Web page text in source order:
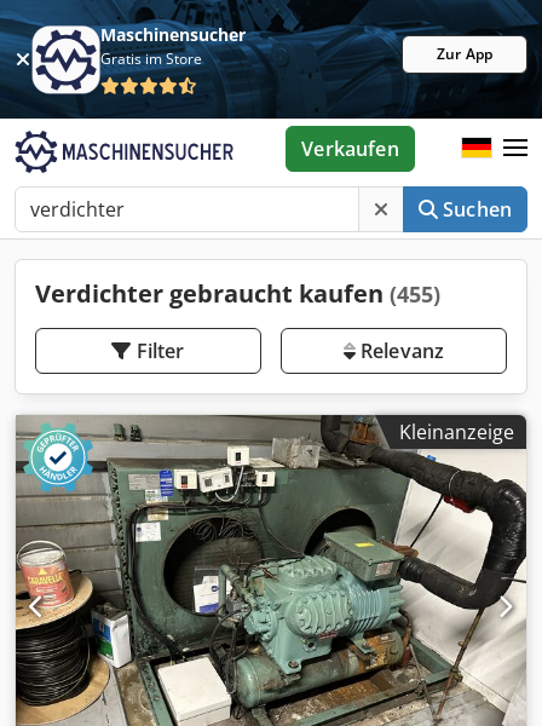
Maschinensucher
Gratis im Store Zur App
Suchen
Verkaufen
Verdichter gebraucht kaufen (455)
Filter Relevanz
Kleinanzeige